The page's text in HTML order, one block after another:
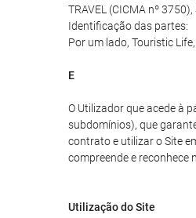
TRAVEL (CICMA nº 3750),
Identificação das partes:
Por um lado, Touristic
E
O Utilizador que acede à
subdomínios), que
contrato e utilizar o Site
compreende e reconhece
Utilização do Site